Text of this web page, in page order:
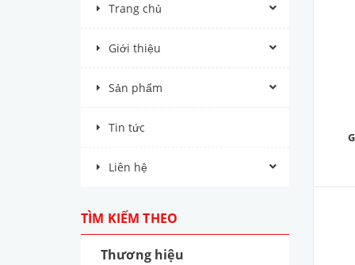
Trang chủ
Giới thiệu
Sản phẩm
Tin tức
Liên hệ
TÌM KIẾM THEO
Thương hiệu